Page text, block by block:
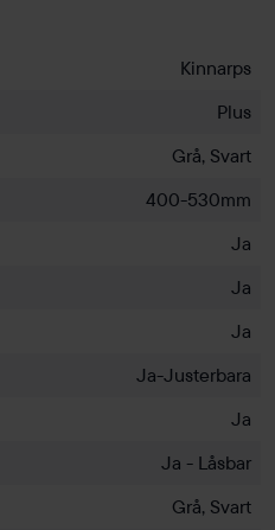
Kinnarps
Plus
Grå, Svart
400-530mm
Ja
Ja
Ja
Ja-Justerbara
Ja
Ja - Låsbar
Grå, Svart